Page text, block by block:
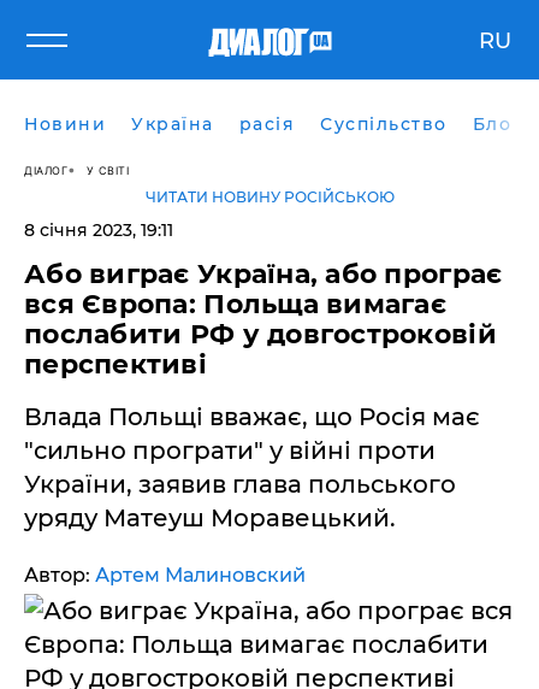
RU
Новини Україна расія Суспільство Блоги
ДІАЛОГ У СВІТІ
ЧИТАТИ НОВИНУ РОСІЙСЬКОЮ
8 січня 2023, 19:11
Або виграє Україна, або програє
вся Європа: Польща вимагає
послабити РФ у довгостроковій
перспективі
Влада Польщі вважає, що Росія має
"сильно програти" у війні проти
України, заявив глава польського
уряду Матеуш Моравецький.
Автор: Артем Малиновский